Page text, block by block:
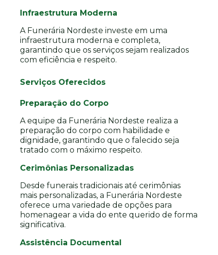
Infraestrutura Moderna
A Funerária Nordeste investe em uma
infraestrutura moderna e completa,
garantindo que os serviços sejam realizados
com eficiência e respeito.
Serviços Oferecidos
Preparação do Corpo
A equipe da Funerária Nordeste realiza a
preparação do corpo com habilidade e
dignidade, garantindo que o falecido seja
tratado com o máximo respeito.
Cerimônias Personalizadas
Desde funerais tradicionais até cerimônias
mais personalizadas, a Funerária Nordeste
oferece uma variedade de opções para
homenagear a vida do ente querido de forma
significativa.
Assistência Documental